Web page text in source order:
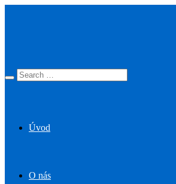
Úvod
O nás